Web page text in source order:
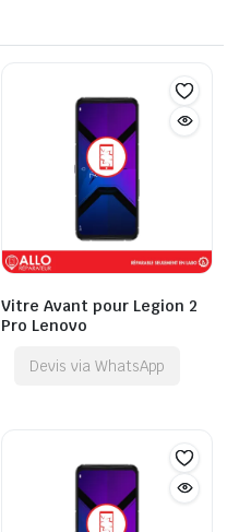
Vitre Avant pour Legion 2
Pro Lenovo
Devis via WhatsApp